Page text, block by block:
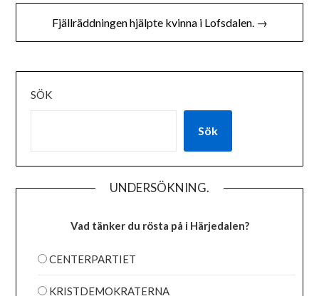
Fjällräddningen hjälpte kvinna i Lofsdalen. →
SÖK
Sök
UNDERSÖKNING.
Vad tänker du rösta på i Härjedalen?
CENTERPARTIET
KRISTDEMOKRATERNA